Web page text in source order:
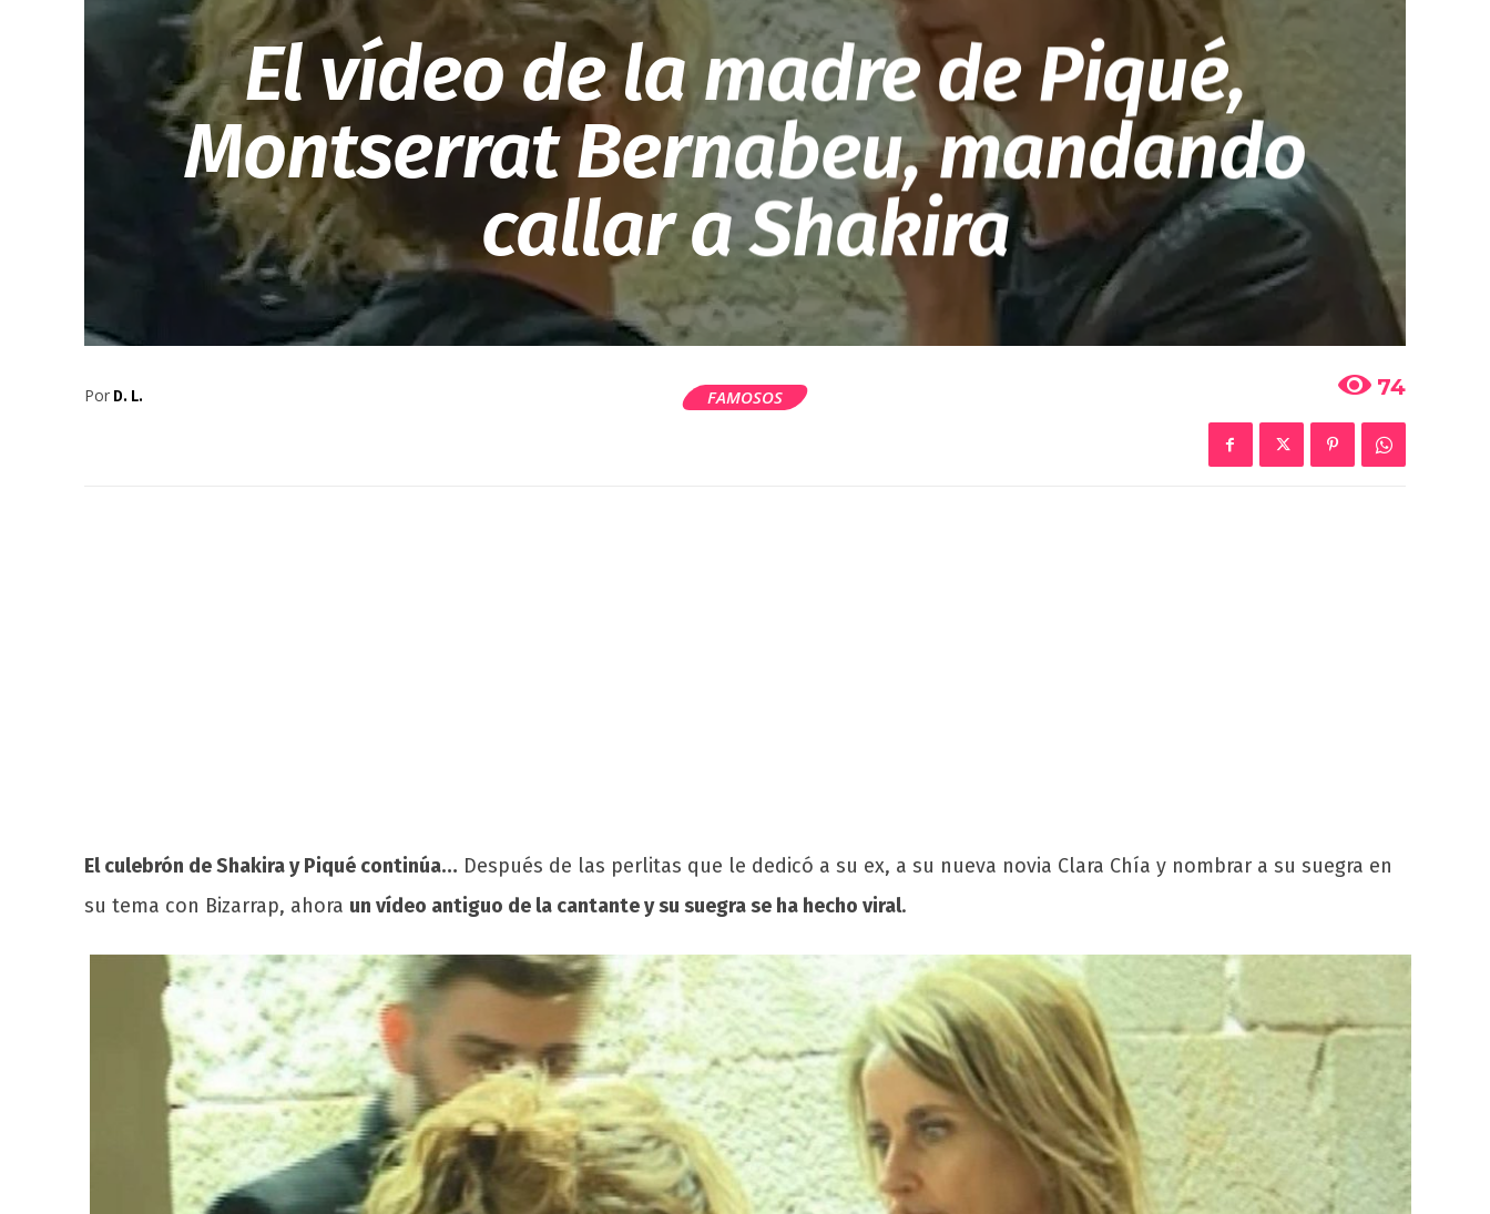
El vídeo de la madre de Piqué,
Montserrat Bernabeu, mandando
callar a Shakira
Por D. L. FAMOSOS 74
El culebrón de Shakira y Piqué continúa… Después de las perlitas que le dedicó a su ex, a su nueva novia Clara Chía y nombrar a su suegra en
su tema con Bizarrap, ahora un vídeo antiguo de la cantante y su suegra se ha hecho viral.